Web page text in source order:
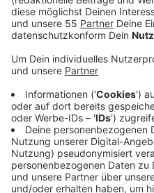
Anzeige
Die Heiligenhauserin
Mann sagte er habe diese
zeige ihr den Weg. Ein
von hinten gepackt, zu
gekniet und sie in Scham
Die Frau habe sich heftig